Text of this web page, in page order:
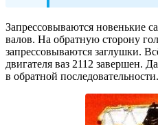
Запрессовываются новенькие
валов. На обратную сторону
запрессовываются заглушки.
двигателя ваз 2112 завершен.
в обратной последовательности.